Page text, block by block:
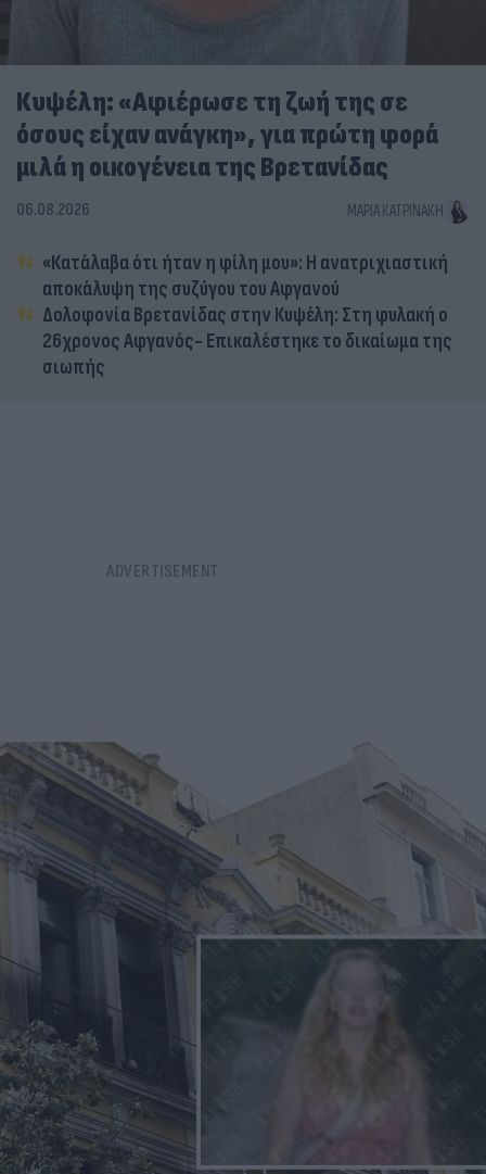
Κυψέλη: «Αφιέρωσε τη ζωή της σε
όσους είχαν ανάγκη», για πρώτη φορά
μιλά η οικογένεια της Βρετανίδας
06.08.2026 ΜΑΡΊΑ ΚΑΤΡΙΝΆΚΗ
«Κατάλαβα ότι ήταν η φίλη μου»: Η ανατριχιαστική
αποκάλυψη της συζύγου του Αφγανού
Δολοφονία Βρετανίδας στην Κυψέλη: Στη φυλακή ο
26χρονος Αφγανός- Επικαλέστηκε το δικαίωμα της
σιωπής